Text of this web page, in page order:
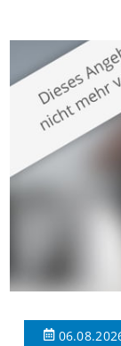
großzügige
modernen
verbindet. Der